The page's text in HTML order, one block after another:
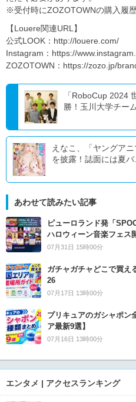
※受付時にZOZOTOWNの購入履
【Louere関連URL】
公式LOOK：http://louere.com/
Instagram：https://
ZOZOTOWN：https://zozo.jp/
「RoboCup 2024
勝！玉川大学チー
えなこ、「ヤングア
を披露！誌面には夏バ...
あわせて読みたい記事
ピューロランド発「
ハロウィーン音楽フェス
07月31日 15時00分
ガチャガチャどこで買え
26
07月17日 13時00分
プリキュアのガシャポン
ア最新9選】
07月16日 13時00分
エンタメ | アクセスランキング